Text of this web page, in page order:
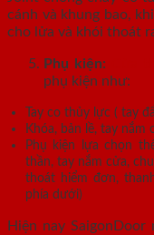
cánh và khung bao,
cho lửa và khói thoát
Phụ kiện:
phụ kiện như:
Tay co thủy lực ( tay
Khóa, bản lề, tay nắm
Phụ kiện lựa chọn
thần, tay nắm cửa,
thoát hiểm đơn,
phía dưới)
Hiện nay